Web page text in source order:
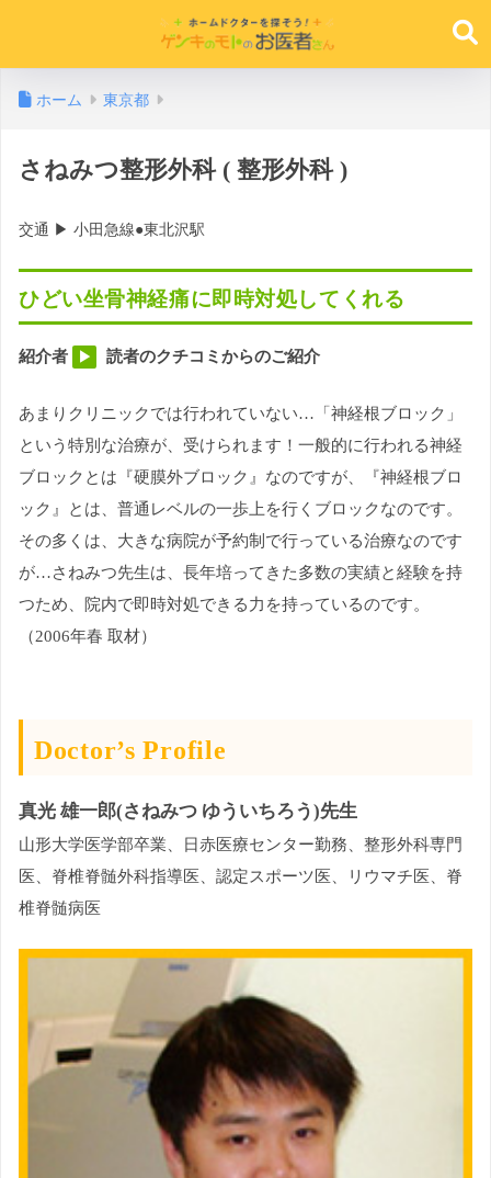
ホーム 東京都
さねみつ整形外科 ( 整形外科 )
交通 ▶︎ 小田急線●東北沢駅
ひどい坐骨神経痛に即時対処してくれる
紹介者 ▶︎ 読者のクチコミからのご紹介
あまりクリニックでは行われていない…「神経根ブロック」
という特別な治療が、受けられます！一般的に行われる神経
ブロックとは『硬膜外ブロック』なのですが、『神経根ブロ
ック』とは、普通レベルの一歩上を行くブロックなのです。
その多くは、大きな病院が予約制で行っている治療なのです
が…さねみつ先生は、長年培ってきた多数の実績と経験を持
つため、院内で即時対処できる力を持っているのです。
（2006年春 取材）
Doctor’s Profile
真光 雄一郎(さねみつ ゆういちろう)先生
山形大学医学部卒業、日赤医療センター勤務、整形外科専門
医、脊椎脊髄外科指導医、認定スポーツ医、リウマチ医、脊
椎脊髄病医